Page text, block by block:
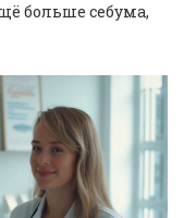
больше себума,